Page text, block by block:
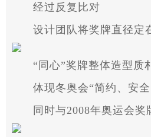
经过反复比对
设计团队将奖牌直径定
“同心”奖牌整体造型质
体现冬奥会“简约、安
同时与2008年奥运会奖